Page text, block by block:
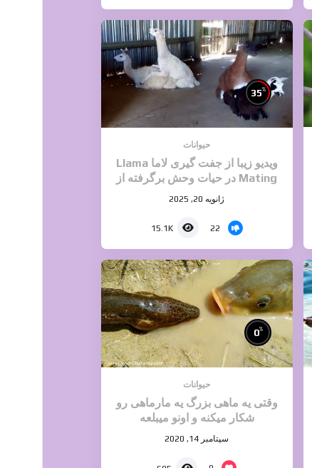
35%
حیوانات
ویدیو زیبا از جفت گیری لاما Llama
Mating در حیات وحش برگرفته از
دسته جفت گیری حیوانات سایت ایران
ژانویه 20, 2025
22
15.1K
0%
حیوانات
وقتی یه ماهی بزرگ یه مارماهی رو
شکار میکنه و اونو میبلعه
سپتامبر 14, 2020